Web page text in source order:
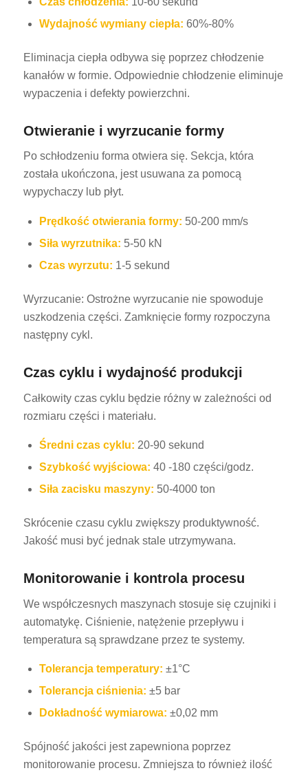
Wydajność wymiany ciepła: 60%-80%
Eliminacja ciepła odbywa się poprzez chłodzenie
kanałów w formie. Odpowiednie chłodzenie eliminuje
wypaczenia i defekty powierzchni.
Otwieranie i wyrzucanie formy
Po schłodzeniu forma otwiera się. Sekcja, która
została ukończona, jest usuwana za pomocą
wypychaczy lub płyt.
Prędkość otwierania formy: 50-200 mm/s
Siła wyrzutnika: 5-50 kN
Czas wyrzutu: 1-5 sekund
Wyrzucanie: Ostrożne wyrzucanie nie spowoduje
uszkodzenia części. Zamknięcie formy rozpoczyna
następny cykl.
Czas cyklu i wydajność produkcji
Całkowity czas cyklu będzie różny w zależności od
rozmiaru części i materiału.
Średni czas cyklu: 20-90 sekund
Szybkość wyjściowa: 40 -180 części/godz.
Siła zacisku maszyny: 50-4000 ton
Skrócenie czasu cyklu zwiększy produktywność.
Jakość musi być jednak stale utrzymywana.
Monitorowanie i kontrola procesu
We współczesnych maszynach stosuje się czujniki i
automatykę. Ciśnienie, natężenie przepływu i
temperatura są sprawdzane przez te systemy.
Tolerancja temperatury: ±1°C
Tolerancja ciśnienia: ±5 bar
Dokładność wymiarowa: ±0,02 mm
Spójność jakości jest zapewniona poprzez
monitorowanie procesu. Zmniejsza to również ilość